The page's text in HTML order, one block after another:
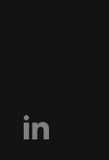
LinkedIn